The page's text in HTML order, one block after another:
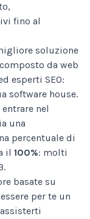
fino al
soluzione
da web
esperti SEO:
software house.
nel
una
percentuale di
il 100%: molti
basate su
per te un